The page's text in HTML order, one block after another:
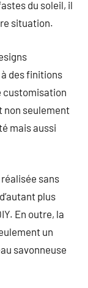
du soleil, il
situation.
des finitions
customisation
non seulement
mais aussi
sans
plus
En outre, la
un
savonneuse